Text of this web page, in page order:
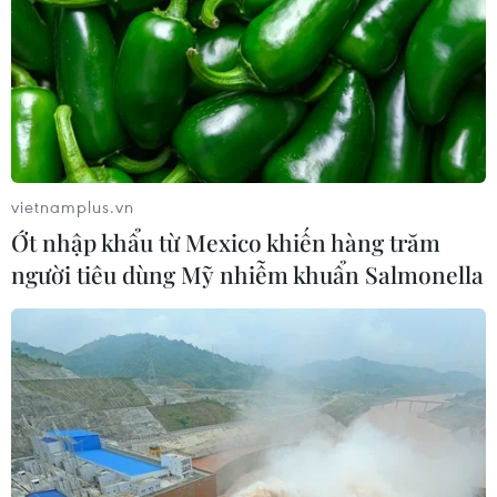
2026
04/08/2026 09:14
Trung tâm Gốm Bát
Tràng vào danh sách 26 công trình
04/08/2026 07:55
Làng nghề Vạn Phúc: Nâng tầm
không gian trải nghiệm, sáng tạo và
gìn giữ di sản
04/08/2026 07:36
Hệ thống tượng thờ độc đáo làm nên
giá trị đặc biệt của đền Cửa Ông
vietnamplus.vn
Ớt nhập khẩu từ Mexico khiến hàng trăm
người tiêu dùng Mỹ nhiễm khuẩn Salmonella